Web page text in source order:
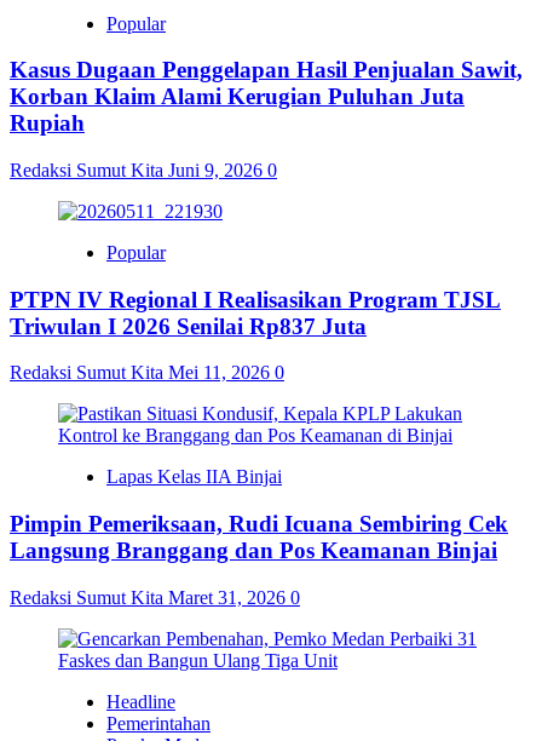
Popular
Kasus Dugaan Penggelapan Hasil Penjualan Sawit,
Korban Klaim Alami Kerugian Puluhan Juta
Rupiah
Redaksi Sumut Kita Juni 9, 2026 0
Popular
PTPN IV Regional I Realisasikan Program TJSL
Triwulan I 2026 Senilai Rp837 Juta
Redaksi Sumut Kita Mei 11, 2026 0
Lapas Kelas IIA Binjai
Pimpin Pemeriksaan, Rudi Icuana Sembiring Cek
Langsung Branggang dan Pos Keamanan Binjai
Redaksi Sumut Kita Maret 31, 2026 0
Headline
Pemerintahan